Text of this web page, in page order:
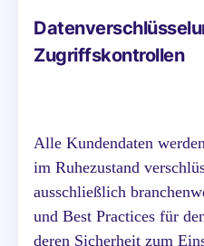
Zugriffskontrollen
Alle Kundendaten
im Ruhezustand
ausschließlich
und Best Practices für
deren Sicherheit zum